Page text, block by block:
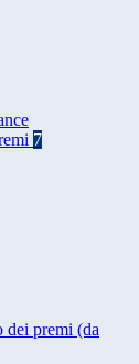
7
dei premi (da